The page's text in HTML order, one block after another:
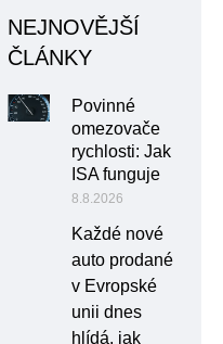
NEJNOVĚJŠÍ
ČLÁNKY
Povinné
omezovače
rychlosti: Jak
ISA funguje
8.8.2026
Každé nové
auto prodané
v Evropské
unii dnes
hlídá, jak